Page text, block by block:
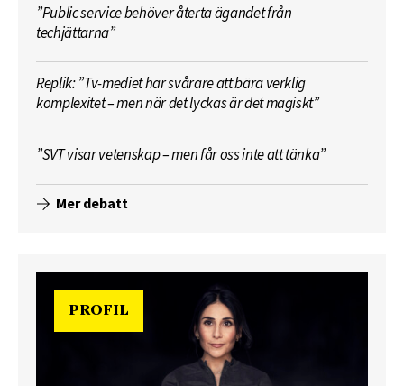
”Public service behöver återta ägandet från
techjättarna”
Replik: ”Tv-mediet har svårare att bära verklig
komplexitet – men när det lyckas är det magiskt”
”SVT visar vetenskap – men får oss inte att tänka”
Mer debatt
PROFIL